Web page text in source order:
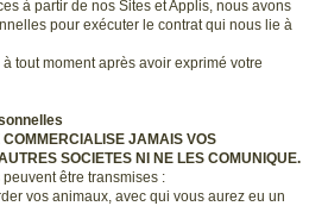
à partir de nos Sites et Applis, nous avons
pour exécuter le contrat qui nous lie à
tout moment après avoir exprimé votre
JAMAIS VOS
SOCIETES NI NE LES COMUNIQUE.
être transmises :
vos animaux, avec qui vous aurez eu un